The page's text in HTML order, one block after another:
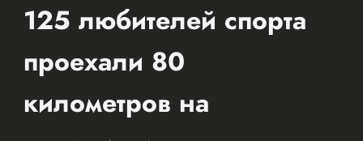
125 любителей спорта
проехали 80
километров на